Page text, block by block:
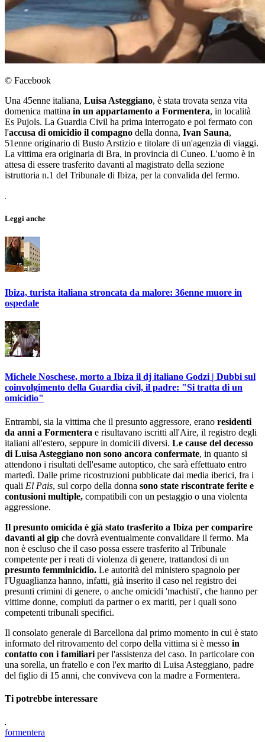
© Facebook
Una 45enne italiana, Luisa Asteggiano, è stata trovata senza vita
domenica mattina in un appartamento a Formentera, in località
Es Pujols. La Guardia Civil ha prima interrogato e poi fermato con
l'accusa di omicidio il compagno della donna, Ivan Sauna,
51enne originario di Busto Arstizio e titolare di un'agenzia di viaggi.
La vittima era originaria di Bra, in provincia di Cuneo. L'uomo è in
attesa di essere trasferito davanti al magistrato della sezione
istruttoria n.1 del Tribunale di Ibiza, per la convalida del fermo.
Leggi anche
Ibiza, turista italiana stroncata da malore: 36enne muore in
ospedale
Michele Noschese, morto a Ibiza il dj italiano Godzi | Dubbi sul
coinvolgimento della Guardia civil, il padre: "Si tratta di un
omicidio"
Entrambi, sia la vittima che il presunto aggressore, erano residenti
da anni a Formentera e risultavano iscritti all'Aire, il registro degli
italiani all'estero, seppure in domicili diversi. Le cause del decesso
di Luisa Asteggiano non sono ancora confermate, in quanto si
attendono i risultati dell'esame autoptico, che sarà effettuato entro
martedì. Dalle prime ricostruzioni pubblicate dai media iberici, fra i
quali El Pais, sul corpo della donna sono state riscontrate ferite e
contusioni multiple, compatibili con un pestaggio o una violenta
aggressione.
Il presunto omicida è già stato trasferito a Ibiza per comparire
davanti al gip che dovrà eventualmente convalidare il fermo. Ma
non è escluso che il caso possa essere trasferito al Tribunale
competente per i reati di violenza di genere, trattandosi di un
presunto femminicidio. Le autorità del ministero spagnolo per
l'Uguaglianza hanno, infatti, già inserito il caso nel registro dei
presunti crimini di genere, o anche omicidi 'machisti', che hanno per
vittime donne, compiuti da partner o ex mariti, per i quali sono
competenti tribunali specifici.
Il consolato generale di Barcellona dal primo momento in cui è stato
informato del ritrovamento del corpo della vittima si è messo in
contatto con i familiari per l'assistenza del caso. In particolare con
una sorella, un fratello e con l'ex marito di Luisa Asteggiano, padre
del figlio di 15 anni, che conviveva con la madre a Formentera.
Ti potrebbe interessare
formentera